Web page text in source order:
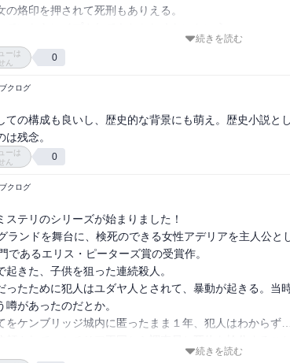
の烙印を押されて死刑もありえる。
られないようなスリリングな状況に陥ります。
供ばかりを狙った連続殺人事件の被害者達の検死。
捜査はありません。
乱死体と格闘しながら状況証拠を積み重ねていきます。
も彼も疑わしく感じられますし、
誰でも簡単に犯人にされそうな怖さもあります。
が知られたらと思うとドキドキしました。
ているのでまだ犯人は分かりませんが、
礼者たちがケンブリッジに帰ってくる場面があって、
「そのうちの１人が犯人だ」と明言されています。
けだと範囲が広すぎて絞りきれませんからね。
範囲は限られています。
、期待して下巻を読みたいと思います。
続きを読む
ーは
ん
0
クログ
ての構成も良いし、歴史的な背景にも萌え。歴史小説と
は残念。
ーは
ん
0
クログ
ステリのシリーズが始まりました！
ランドを舞台に、検死のできる女性アデリアを主人公と
であるエリス・ピーターズ賞の受賞作。
起きた、子供を狙った連続殺人。
ったために犯人はユダヤ人とされて、暴動が起きる。当
噂があったのだとか。
をケンブリッジ城内に匿ったまま１年、犯人はわからず…
時代１８年間続いた内乱も治まり、その息子ヘンリー２
続きを読む